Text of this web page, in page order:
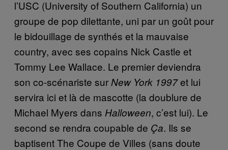
l’USC (University of Southern California) un
groupe de pop dilettante, uni par un goût pour
le bidouillage de synthés et la mauvaise
country, avec ses copains Nick Castle et
Tommy Lee Wallace. Le premier deviendra
son co-scénariste surNew York 1997et lui
servira ici et là de mascotte (la doublure de
Michael Myers dans Halloween, c’est lui). Le
second se rendra coupable de Ça. Ils se
baptisent The Coupe de Villes (sans doute